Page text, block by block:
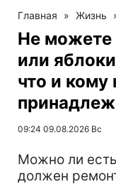
Главная » Жизнь
Не можете
или
что и
09:24 09.08.2026 Вс
Можно ли
должен